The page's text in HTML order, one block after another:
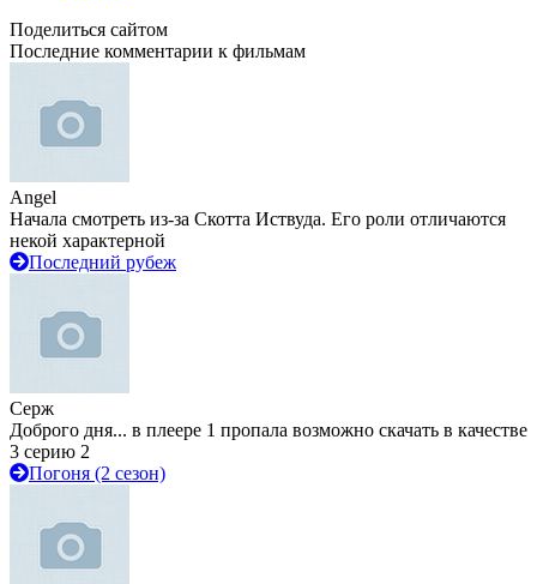
Поделиться сайтом
Последние комментарии к фильмам
Angel
Начала смотреть из-за Скотта Иствуда. Его роли отличаются
некой характерной
Последний рубеж
Серж
Доброго дня... в плеере 1 пропала возможно скачать в качестве
3 серию 2
Погоня (2 сезон)